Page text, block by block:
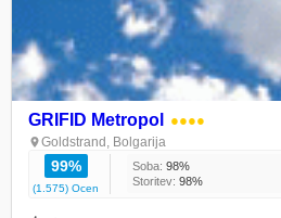
GRIFID Metropol ●●●●
Goldstrand, Bolgarija
99%
(1.575) Ocen
Soba: 98%
Storitev: 98%